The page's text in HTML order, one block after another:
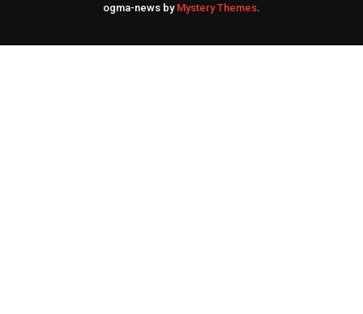
ogma-news by Mystery Themes.